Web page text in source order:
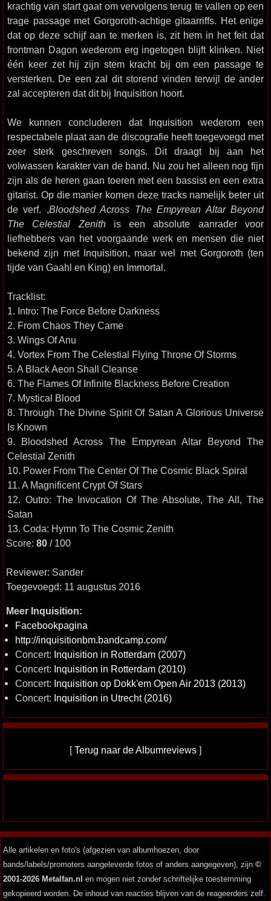
krachtig van start gaat om vervolgens terug te vallen op een
trage passage met Gorgoroth-achtige gitaarriffs. Het enige
dat op deze schijf aan te merken is, zit hem in het feit dat
frontman Dagon wederom erg ingetogen blijft klinken. Niet
één keer zet hij zijn stem kracht bij om een passage te
versterken. De een zal dit storend vinden terwijl de ander
zal accepteren dat dit bij Inquisition hoort.
We kunnen concluderen dat Inquisition wederom een
respectabele plaat aan de discografie heeft toegevoegd met
zeer sterk geschreven songs. Dit draagt bij aan het
volwassen karakter van de band. Nu zou het alleen nog fijn
zijn als de heren gaan toeren met een bassist en een extra
gitarist. Op die manier komen deze tracks namelijk beter uit
de verf. ,Bloodshed Across The Empyrean Altar Beyond
The Celestial Zenithis een absolute aanrader voor
liefhebbers van het voorgaande werk en mensen die niet
bekend zijn met Inquisition, maar wel met Gorgoroth (ten
tijde van Gaahl en King) en Immortal.
Tracklist:
1. Intro: The Force Before Darkness
2. From Chaos They Came
3. Wings Of Anu
4. Vortex From The Celestial Flying Throne Of Storms
5. A Black Aeon Shall Cleanse
6. The Flames Of Infinite Blackness Before Creation
7. Mystical Blood
8. Through The Divine Spirit Of Satan A Glorious Universe
Is Known
9. Bloodshed Across The Empyrean Altar Beyond The
Celestial Zenith
10. Power From The Center Of The Cosmic Black Spiral
11. A Magnificent Crypt Of Stars
12. Outro: The Invocation Of The Absolute, The All, The
Satan
13. Coda: Hymn To The Cosmic Zenith
Score: 80 / 100
Reviewer: Sander
Toegevoegd: 11 augustus 2016
Meer Inquisition:
Facebookpagina
http://inquisitionbm.bandcamp.com/
Concert: Inquisition in Rotterdam (2007)
Concert: Inquisition in Rotterdam (2010)
Concert: Inquisition op Dokk'em Open Air 2013 (2013)
Concert: Inquisition in Utrecht (2016)
[Terug naar de Albumreviews ]
Alle artikelen en foto's (afgezien van albumhoezen, door
bands/labels/promoters aangeleverde fotos of anders aangegeven), zijn ©
2001-2026 Metalfan.nl en mogen niet zonder schriftelijke toestemming
gekopieerd worden. De inhoud van reacties blijven van de reageerders zelf.